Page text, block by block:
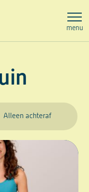
menu
Alleen achteraf